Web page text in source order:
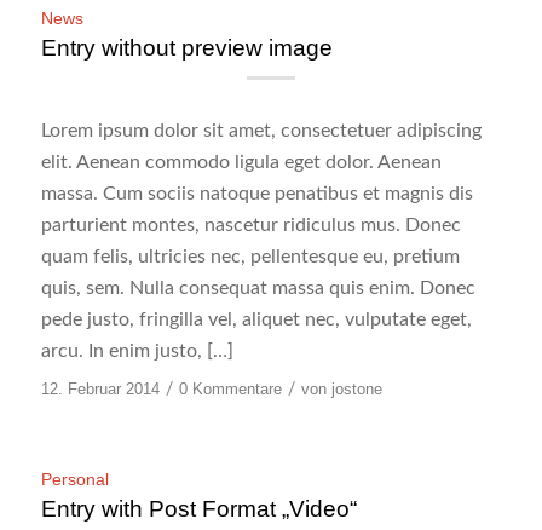
News
Entry without preview image
Lorem ipsum dolor sit amet, consectetuer adipiscing
elit. Aenean commodo ligula eget dolor. Aenean
massa. Cum sociis natoque penatibus et magnis dis
parturient montes, nascetur ridiculus mus. Donec
quam felis, ultricies nec, pellentesque eu, pretium
quis, sem. Nulla consequat massa quis enim. Donec
pede justo, fringilla vel, aliquet nec, vulputate eget,
arcu. In enim justo, […]
12. Februar 2014 / 0 Kommentare / von jostone
Personal
Entry with Post Format „Video“